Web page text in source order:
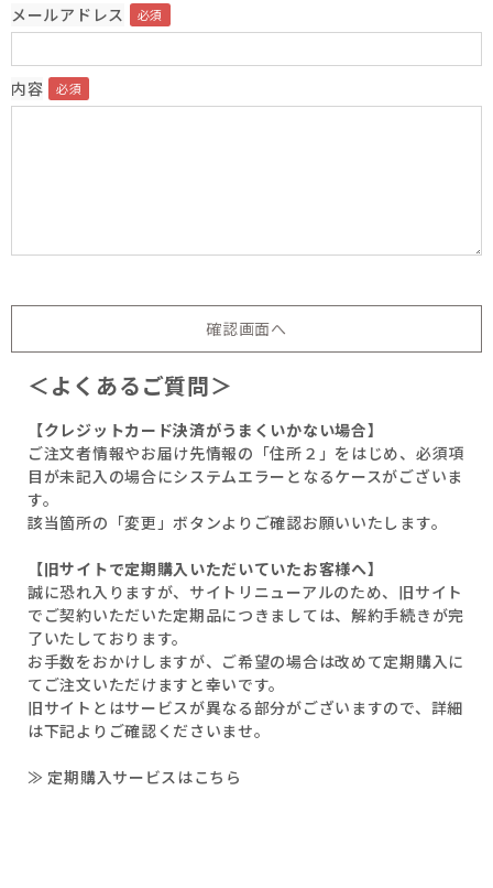
メールアドレス
内容
＜よくあるご質問＞
【クレジットカード決済がうまくいかない場合】
ご注文者情報やお届け先情報の「住所２」をはじめ、必須項
目が未記入の場合にシステムエラーとなるケースがございま
す。
該当箇所の「変更」ボタンよりご確認お願いいたします。
【旧サイトで定期購入いただいていたお客様へ】
誠に恐れ入りますが、サイトリニューアルのため、旧サイト
でご契約いただいた定期品につきましては、解約手続きが完
了いたしております。
お手数をおかけしますが、ご希望の場合は改めて定期購入に
てご注文いただけますと幸いです。
旧サイトとはサービスが異なる部分がございますので、詳細
は下記よりご確認くださいませ。
≫ 定期購入サービスはこちら